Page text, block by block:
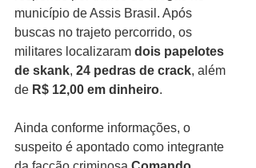
município de Assis Brasil. Após
buscas no trajeto percorrido, os
militares localizaram dois papelotes
de skank, 24 pedras de crack, além
de R$ 12,00 em dinheiro.
Ainda conforme informações, o
suspeito é apontado como integrante